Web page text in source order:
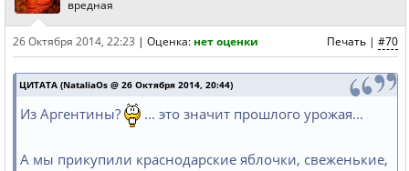
вредная
Печать | #70
26 Октября 2014, 22:23 | Оценка: нет оценки
ЦИТАТА (NataliaOs @ 26 Октября 2014, 20:44)
Из Аргентины? ... это значит прошлого урожая...
А мы прикупили краснодарские яблочки, свеженькие,